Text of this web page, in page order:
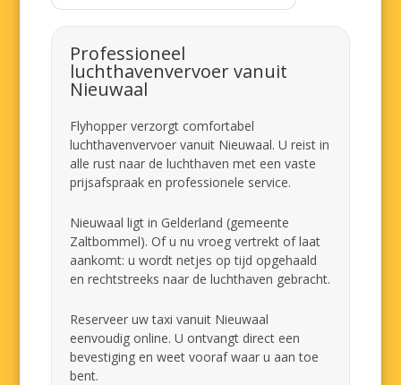
Professioneel
luchthavenvervoer vanuit
Nieuwaal
Flyhopper verzorgt comfortabel
luchthavenvervoer vanuit Nieuwaal. U reist in
alle rust naar de luchthaven met een vaste
prijsafspraak en professionele service.
Nieuwaal ligt in Gelderland (gemeente
Zaltbommel). Of u nu vroeg vertrekt of laat
aankomt: u wordt netjes op tijd opgehaald
en rechtstreeks naar de luchthaven gebracht.
Reserveer uw taxi vanuit Nieuwaal
eenvoudig online. U ontvangt direct een
bevestiging en weet vooraf waar u aan toe
bent.